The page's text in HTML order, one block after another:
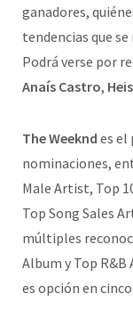
ganadores,
tendencias que
Podrá verse por
Anaís Castro,
The Weeknd es el
nominaciones,
Male Artist, Top
Top Song Sales
múltiples
Album y Top R&B
es opción en